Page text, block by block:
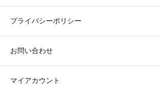
プライバシーポリシー
お問い合わせ
マイアカウント